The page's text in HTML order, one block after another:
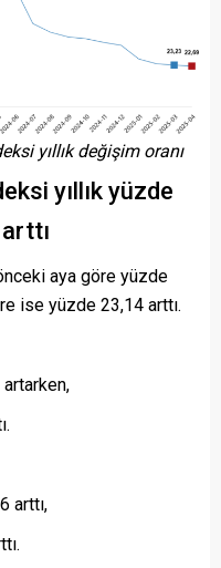
yıllık değişim oranı
yıllık yüzde
aya göre yüzde
ise yüzde 23,14 arttı.
arttı,